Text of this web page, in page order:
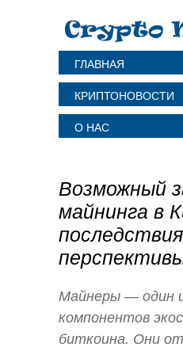
ГЛАВНАЯ
КРИПТОНОВОСТИ
О НАС
Возможный
майнинга в
Майнеры — один
компонентов
биткоина. Они